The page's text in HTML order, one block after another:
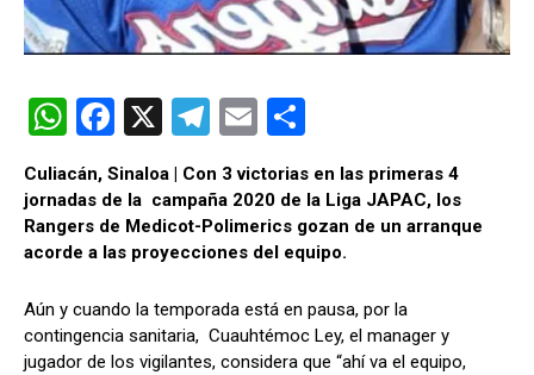
W
at
s
A
p
p
F
ce
b
o
o
k
X
T
e
gr
a
m
E
ail m
p
ar
tir
Culiacán, Sinaloa | Con 3 victorias en las primeras 4
jornadas de la campaña 2020 de la Liga JAPAC, los
Rangers de Medicot-Polimerics gozan de un arranque
acorde a las proyecciones del equipo.
Aún y cuando la temporada está en pausa, por la
contingencia sanitaria, Cuauhtémoc Ley, el manager y
jugador de los vigilantes, considera que “ahí va el equipo,